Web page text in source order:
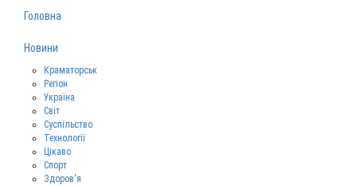
Головна
Новини
Краматорськ
Регіон
Україна
Світ
Суспільство
Технології
Цікаво
Спорт
Здоров‘я